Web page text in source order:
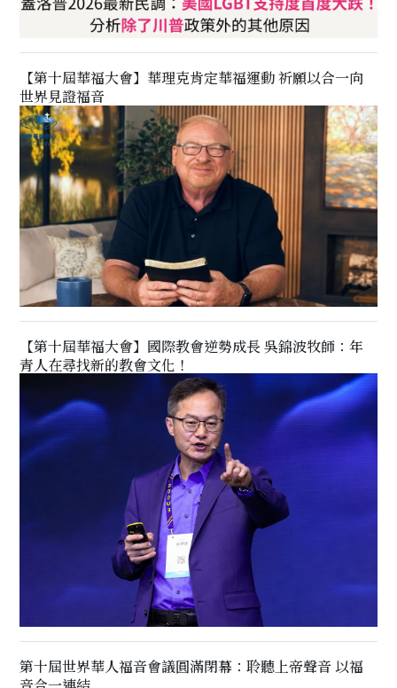
【第十屆華福大會】華理克肯定華福運動 祈願以合一向
世界見證福音
【第十屆華福大會】國際教會逆勢成長 吳錦波牧師：年
青人在尋找新的教會文化！
第十屆世界華人福音會議圓滿閉幕：聆聽上帝聲音 以福